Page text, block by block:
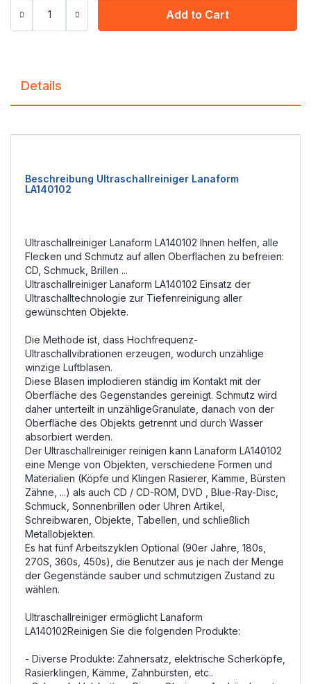
Add to Cart
Details
Beschreibung Ultraschallreiniger Lanaform
LA140102
Ultraschallreiniger Lanaform LA140102 Ihnen helfen, alle
Flecken und Schmutz auf allen Oberflächen zu befreien:
CD, Schmuck, Brillen ...
Ultraschallreiniger Lanaform LA140102 Einsatz der
Ultraschalltechnologie zur Tiefenreinigung aller
gewünschten Objekte.
Die Methode ist, dass Hochfrequenz-
Ultraschallvibrationen erzeugen, wodurch unzählige
winzige Luftblasen.
Diese Blasen implodieren ständig im Kontakt mit der
Oberfläche des Gegenstandes gereinigt. Schmutz wird
daher unterteilt in unzähligeGranulate, danach von der
Oberfläche des Objekts getrennt und durch Wasser
absorbiert werden.
Der Ultraschallreiniger reinigen kann Lanaform LA140102
eine Menge von Objekten, verschiedene Formen und
Materialien (Köpfe und Klingen Rasierer, Kämme, Bürsten
Zähne, ...) als auch CD / CD-ROM, DVD , Blue-Ray-Disc,
Schmuck, Sonnenbrillen oder Uhren Artikel,
Schreibwaren, Objekte, Tabellen, und schließlich
Metallobjekten.
Es hat fünf Arbeitszyklen Optional (90er Jahre, 180s,
270S, 360s, 450s), die Benutzer aus je nach der Menge
der Gegenstände sauber und schmutzigen Zustand zu
wählen.
Ultraschallreiniger ermöglicht Lanaform
LA140102Reinigen Sie die folgenden Produkte:
- Diverse Produkte: Zahnersatz, elektrische Scherköpfe,
Rasierklingen, Kämme, Zahnbürsten, etc..